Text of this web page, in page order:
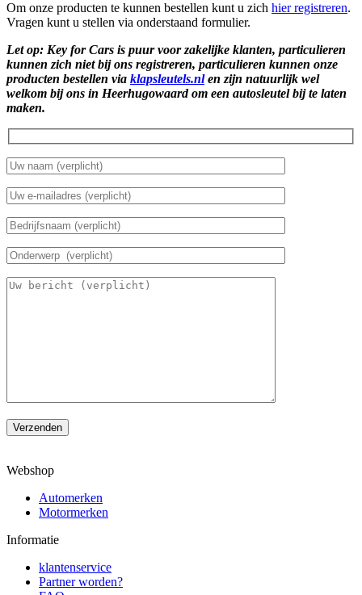
Om onze producten te kunnen bestellen kunt u zich hier registreren.
Vragen kunt u stellen via onderstaand formulier.
Let op: Key for Cars is puur voor zakelijke klanten, particulieren
kunnen zich niet bij ons registreren, particulieren kunnen onze
producten bestellen via klapsleutels.nlen zijn natuurlijk wel
welkom bij ons in Heerhugowaard om een autosleutel bij te laten
maken.
Verzenden
Webshop
Automerken
Motormerken
Informatie
klantenservice
Partner worden?